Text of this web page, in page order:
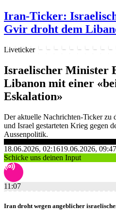
Iran-Ticker:
Gvir droht dem
Liveticker
Israelischer Minister
Libanon mit einer
Eskalation»
Der aktuelle Nachrichten-Ticker zu
und Israel gestarteten Krieg gegen
Aussenpolitik.
18.06.2026, 02:1619.06.2026, 09:47
Schicke uns deinen Input
11:07
Iran droht wegen angeblicher